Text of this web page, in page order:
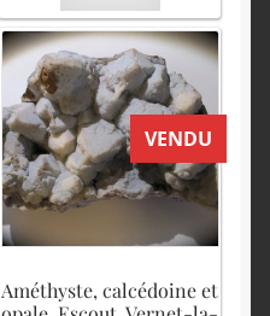
VENDU
Améthyste, calcédoine et